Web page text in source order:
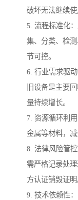
破坏无法继续
5. 流程标准化
集、分类、检
节可控。
6. 行业需求驱
旧设备是主要
量持续增长。
7. 资源循环利
金属等材料，
8. 法律风险管
需严格记录处
方认证销毁证明
9. 技术依赖性